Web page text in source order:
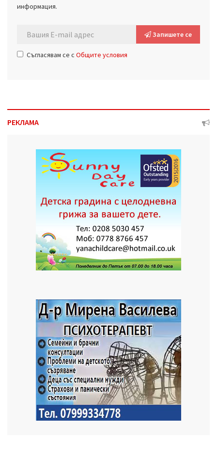
информация.
Запишете се
Съгласявам се с Общите условия
РЕКЛАМА